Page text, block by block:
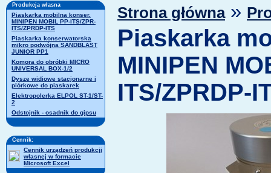
Produkcja własna
Piaskarka mobilna konser.
MINIPEN MOBIL PP-ITS/ZPR-
ITS/ZPRDP-ITS
Piaskarka konserwatorska
mikro podwójna SANDBLAST
JUNIOR PP1
Komora do obróbki MICRO
UNIVERSAL BOX-1/2
Dysze widiowe stacjonarne i
piórkowe do piaskarek
Elektropolerka ELPOL ST-1/ST-
2
Odstojnik - osadnik do gipsu
Cennik:
Cennik urządzeń produkcji
własnej w formacie
Microsoft Excel
Strona główna»
Piaskarka
MINIPEN
ITS/ZPRDP-